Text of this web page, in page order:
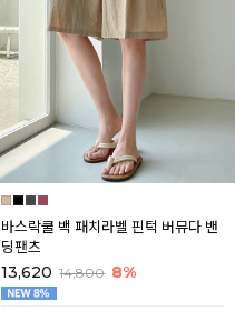
바스락쿨 백 패치라벨 핀턱 버뮤다 밴
딩팬츠
13,620 14,800 8%